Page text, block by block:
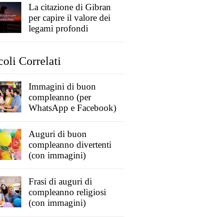
La citazione di Gibran
per capire il valore dei
legami profondi
Correlati
Immagini di buon
compleanno (per
WhatsApp e Facebook)
Auguri di buon
compleanno divertenti
(con immagini)
Frasi di auguri di
compleanno religiosi
(con immagini)